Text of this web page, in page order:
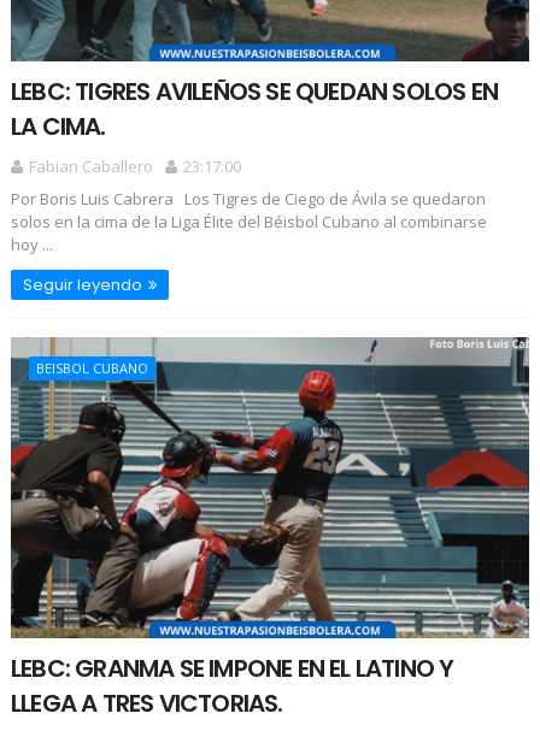
LEBC: TIGRES AVILEÑOS SE QUEDAN SOLOS EN
LA CIMA.
Fabian Caballero
23:17:00
Por Boris Luis Cabrera Los Tigres de Ciego de Ávila se quedaron
solos en la cima de la Liga Élite del Béisbol Cubano al combinarse
hoy ...
Seguir leyendo
BEISBOL CUBANO
LEBC: GRANMA SE IMPONE EN EL LATINO Y
LLEGA A TRES VICTORIAS.